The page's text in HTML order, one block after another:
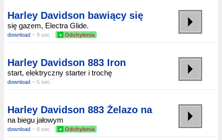
Harley Davidson bawiący się
się gazem, Electra Glide.
download ~ 9 sec. + Odchylenia
Harley Davidson 883 Iron
start, elektryczny starter i trochę
download ~ 5 sec.
Harley Davidson 883 Żelazo na
na biegu jałowym
download ~ 8 sec. + Odchylenia